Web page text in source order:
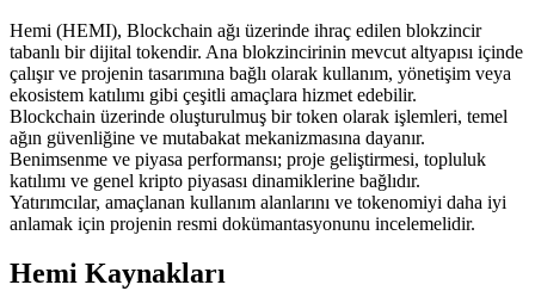
Kopya Ticaret
En iyi traderlarla güçlerinizi birleştirin
Hemi (HEMI), Blockchain ağı üzerinde ihraç edilen blokzincir
tabanlı bir dijital tokendir. Ana blokzincirinin mevcut altyapısı içinde
çalışır ve projenin tasarımına bağlı olarak kullanım, yönetişim veya
ekosistem katılımı gibi çeşitli amaçlara hizmet edebilir.
Blockchain üzerinde oluşturulmuş bir token olarak işlemleri, temel
ağın güvenliğine ve mutabakat mekanizmasına dayanır.
Benimsenme ve piyasa performansı; proje geliştirmesi, topluluk
katılımı ve genel kripto piyasası dinamiklerine bağlıdır.
Yatırımcılar, amaçlanan kullanım alanlarını ve tokenomiyi daha iyi
anlamak için projenin resmi dokümantasyonunu incelemelidir.
Hemi Kaynakları